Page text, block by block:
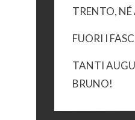
TRENTO,
FUORI I
TANTI
BRUNO!